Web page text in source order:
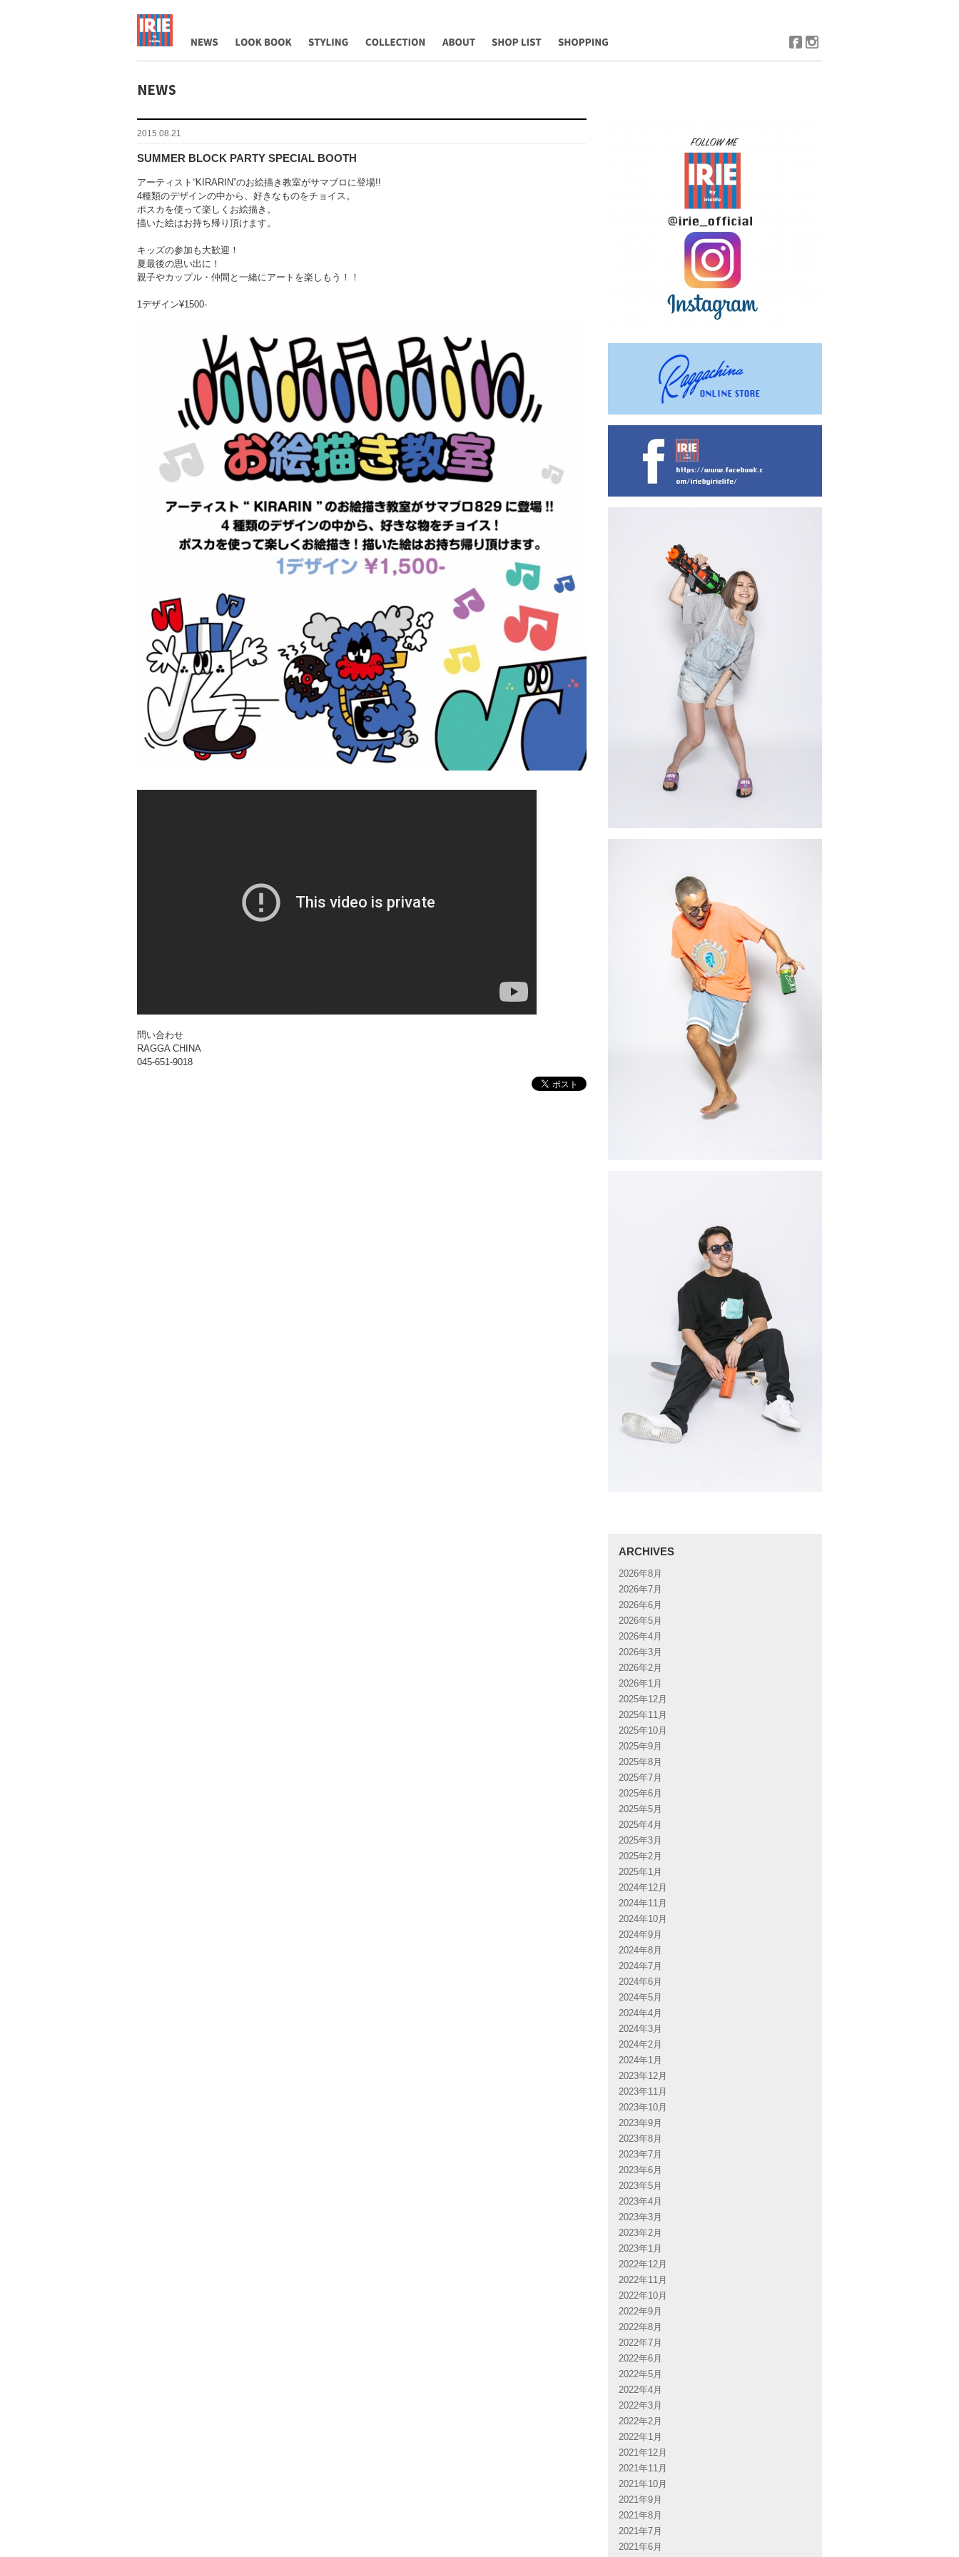
Facebook
Instagram
ARCHIVES
2026年8月
2026年7月
2026年6月
2026年5月
2026年4月
2026年3月
2026年2月
2026年1月
2025年12月
2025年11月
2025年10月
2025年9月
2025年8月
2025年7月
2025年6月
2025年5月
2025年4月
2025年3月
2025年2月
2025年1月
2024年12月
2024年11月
2024年10月
2024年9月
2024年8月
2024年7月
2024年6月
2024年5月
2024年4月
2024年3月
2024年2月
2024年1月
2023年12月
2023年11月
2023年10月
2023年9月
2023年8月
2023年7月
2023年6月
2023年5月
2023年4月
2023年3月
2023年2月
2023年1月
2022年12月
2022年11月
2022年10月
2022年9月
2022年8月
2022年7月
2022年6月
2022年5月
2022年4月
2022年3月
2022年2月
2022年1月
2021年12月
2021年11月
2021年10月
2021年9月
2021年8月
2021年7月
2021年6月
2015.08.21
SUMMER BLOCK PARTY SPECIAL BOOTH
アーティスト“KIRARIN”のお絵描き教室がサマブロに登場!!
4種類のデザインの中から、好きなものをチョイス。
ポスカを使って楽しくお絵描き。
描いた絵はお持ち帰り頂けます。
キッズの参加も大歓迎！
夏最後の思い出に！
親子やカップル・仲間と一緒にアートを楽しもう！！
1デザイン¥1500-
問い合わせ
RAGGA CHINA
045-651-9018